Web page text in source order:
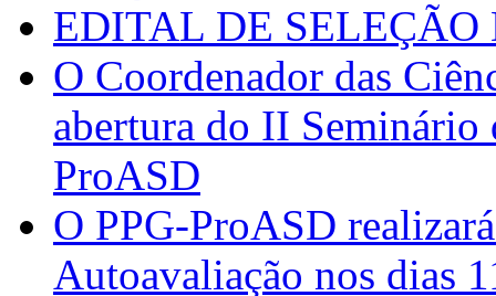
EDITAL DE SELEÇÃO
O Coordenador das
abertura do II Seminário
ProASD
O PPG-ProASD
Autoavaliação nos dias